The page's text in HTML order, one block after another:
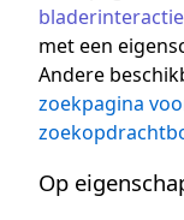
bladerinteractie
met een
Andere
zoekpagina
Op